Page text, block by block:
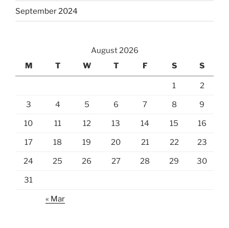
September 2024
August 2026
M
T W T F S S
1 2
3 4 5 6 7 8 9
10 11 12 13 14 15 16
17 18 19 20 21 22 23
24 25 26 27 28 29 30
31
« Mar